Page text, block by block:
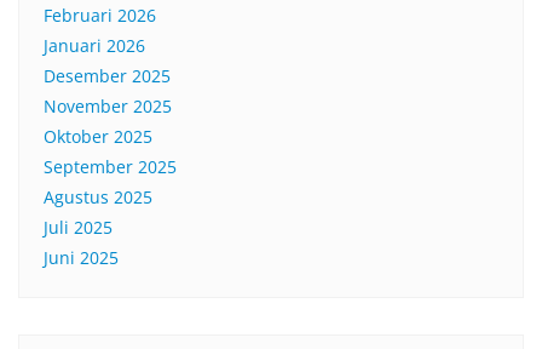
Februari 2026
Januari 2026
Desember 2025
November 2025
Oktober 2025
September 2025
Agustus 2025
Juli 2025
Juni 2025